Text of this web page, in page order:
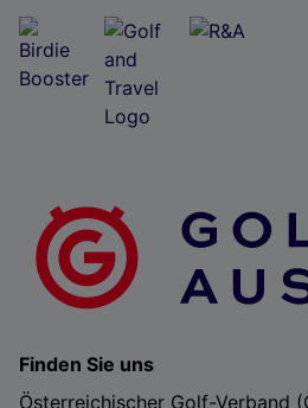
Finden Sie uns
Österreichischer Golf-Verband